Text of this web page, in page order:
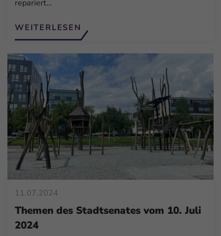
repariert…
WEITERLESEN
11.07.2024
Themen des Stadtsenates vom 10. Juli
2024